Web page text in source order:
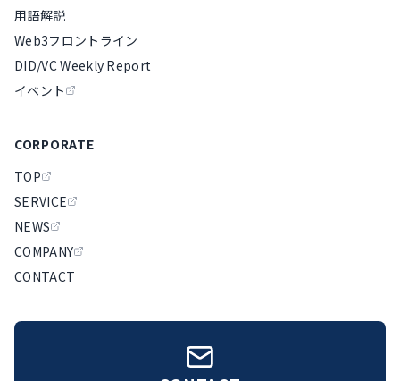
用語解説
Web3フロントライン
DID/VC Weekly Report
イベント
CORPORATE
TOP
SERVICE
NEWS
COMPANY
CONTACT